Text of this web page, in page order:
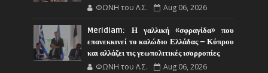
ΦΩΝΗ του Λ.Σ. Aug 06, 2026
Meridiam: Η γαλλική «σφραγίδα» που
επανεκκινεί το καλώδιο Ελλάδας – Κύπρου
και αλλάζει τις γεωπολιτικές ισορροπίες
ΦΩΝΗ του Λ.Σ. Aug 06, 2026